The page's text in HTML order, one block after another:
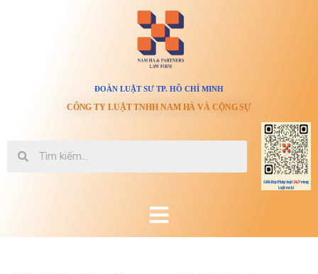
ĐOÀN LUẬT SƯ TP. HỒ CHÍ MINH
CÔNG TY LUẬT TNHH NAM HÀ VÀ CỘNG SỰ